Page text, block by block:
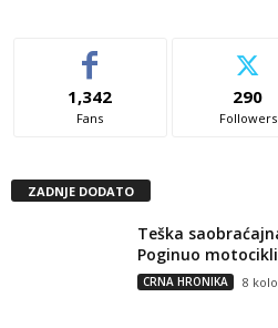
1,342
Fans
290
Followers
ZADNJE DODATO
Teška
Poginuo
CRNA HRONIKA 8